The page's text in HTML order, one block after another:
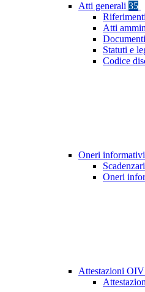
Atti generali 35
Atti
Statuti e
Codice
Oneri
Oneri
Attestazioni OIV